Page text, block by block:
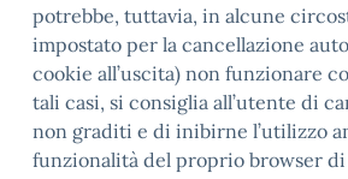
potrebbe, tuttavia, in alcune
impostato per la cancellazione
cookie all’uscita) non funzionare
tali casi, si consiglia all’utente di
non graditi e di inibirne l’utilizzo
funzionalità del proprio browser di